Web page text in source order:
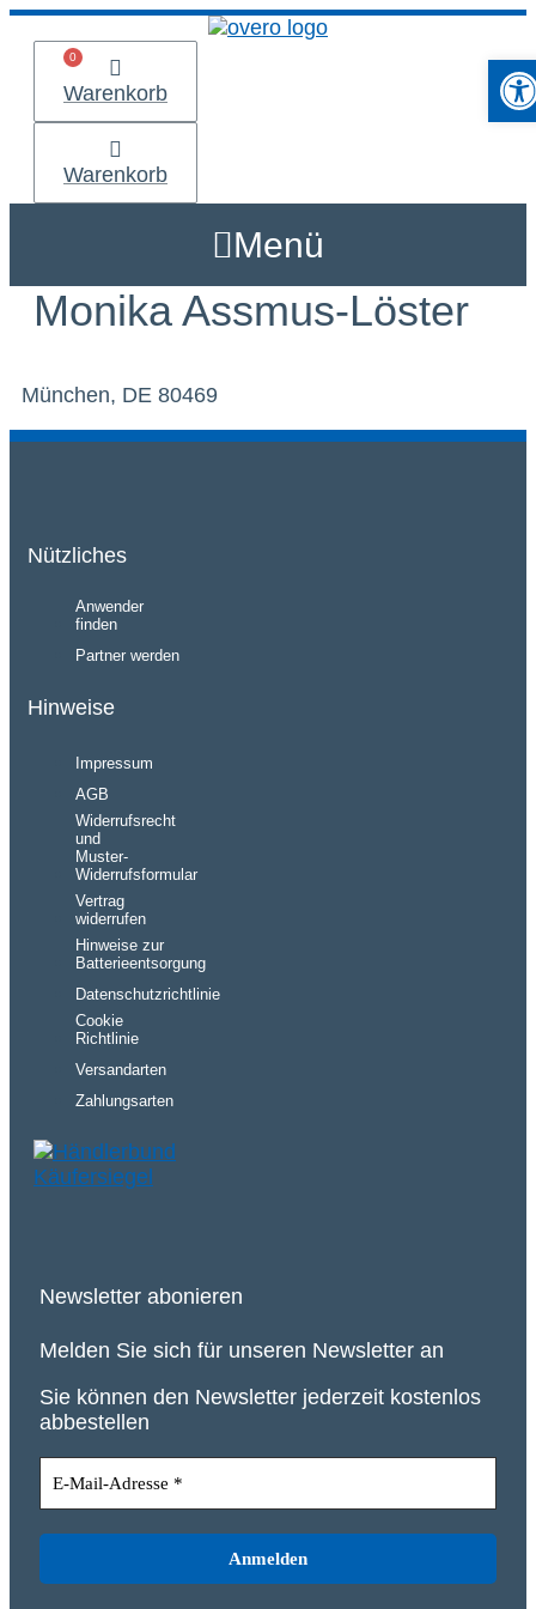
Zum
Inhalt
springen
Warenkorb
Warenkorb
Menü
Monika Assmus-Löster
München, DE 80469
Nützliches
Anwender
finden
Partner werden
Hinweise
Impressum
AGB
Widerrufsrecht
und
Muster-
Widerrufsformular
Vertrag
widerrufen
Hinweise zur
Batterieentsorgung
Datenschutzrichtlinie
Cookie
Richtlinie
Versandarten
Zahlungsarten
Newsletter abonieren
Melden Sie sich für unseren Newsletter an
Sie können den Newsletter jederzeit kostenlos
abbestellen